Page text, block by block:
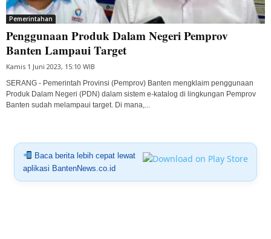
Pemerintahan
Penggunaan Produk Dalam Negeri Pemprov
Banten Lampaui Target
Kamis 1 Juni 2023, 15:10 WIB
SERANG - Pemerintah Provinsi (Pemprov) Banten mengklaim penggunaan
Produk Dalam Negeri (PDN) dalam sistem e-katalog di lingkungan Pemprov
Banten sudah melampaui target. Di mana,...
Baca berita lebih cepat lewat
aplikasi BantenNews.co.id